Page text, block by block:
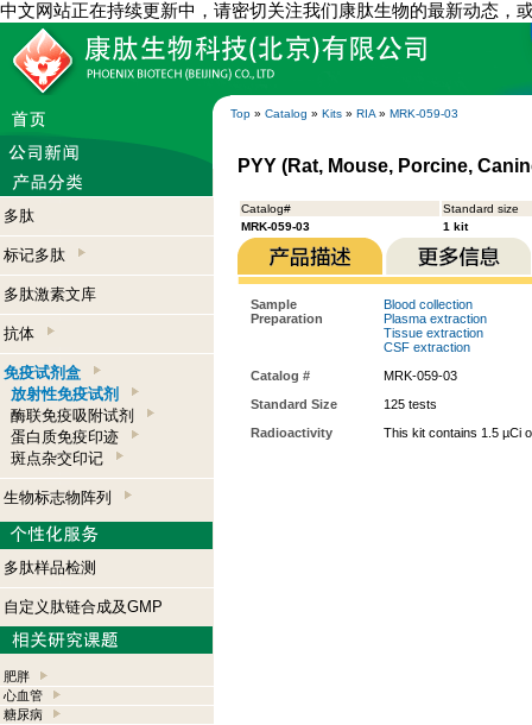
中文网站正在持续更新中，请密切关注我们康肽生物的最新动态，
Top » Catalog » Kits » RIA » MRK-059-03
多肽
标记多肽
多肽激素文库
抗体
免疫试剂盒
放射性免疫试剂
酶联免疫吸附试剂
蛋白质免疫印迹
斑点杂交印记
生物标志物阵列
多肽样品检测
自定义肽链合成及GMP
肥胖
心血管
糖尿病
PYY (Rat, Mouse, Porcine,
Catalog#
Standard size
MRK-059-03
1 kit
Sample
Preparation
Blood collection
Plasma extraction
Tissue extraction
CSF extraction
Catalog #
MRK-059-03
Standard Size
125 tests
Radioactivity
This kit contains 1.5 µCi